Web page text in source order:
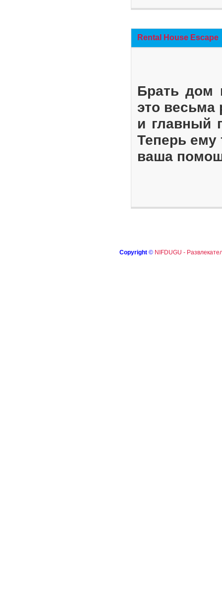
Rental House Escape
Брать дом
это весьма
и главный
Теперь ему
ваша
Copyright © NIFDUGU -